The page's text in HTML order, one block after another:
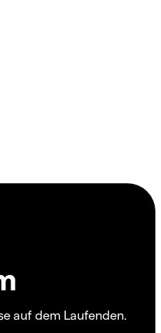
auf dem Laufenden.